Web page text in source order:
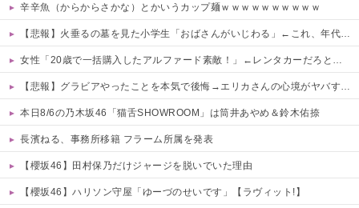
辛辛魚（からからさかな）とかいうカップ麺ｗｗｗｗｗｗｗｗｗｗ
【悲報】火垂るの墓を見た小学生「おばさんがいじわる」←これ、年代とともに変わっていくよな…
女性「20歳で一括購入したアルファード素敵！」←レンタカーだろと批判殺到
【悲報】グラビアやったことを本気で後悔→エリカさんの心境がヤバすぎるwwww 他
本日8/6の乃木坂46「猫舌SHOWROOM」は筒井あやめ＆鈴木佑捺
長濱ねる、事務所移籍 フラーム所属を発表
【櫻坂46】田村保乃だけジャージを脱いでいた理由
【櫻坂46】ハリソン守屋「ゆーづのせいです」【ラヴィット!】